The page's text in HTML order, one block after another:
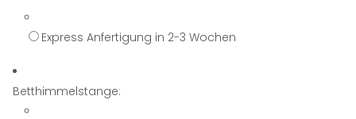
Express Anfertigung in 2-3 Wochen
Betthimmelstange: